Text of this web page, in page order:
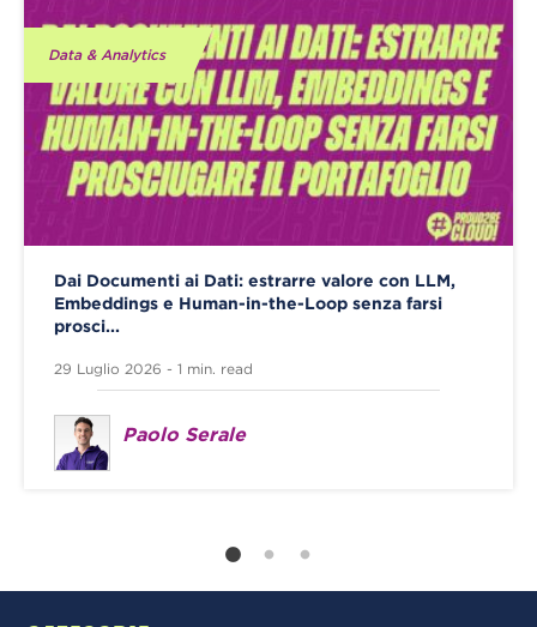
Data & Analytics
Dai Documenti ai Dati: estrarre valore con LLM,
Embeddings e Human-in-the-Loop senza farsi
prosci...
29 Luglio 2026 - 1 min. read
Paolo Serale